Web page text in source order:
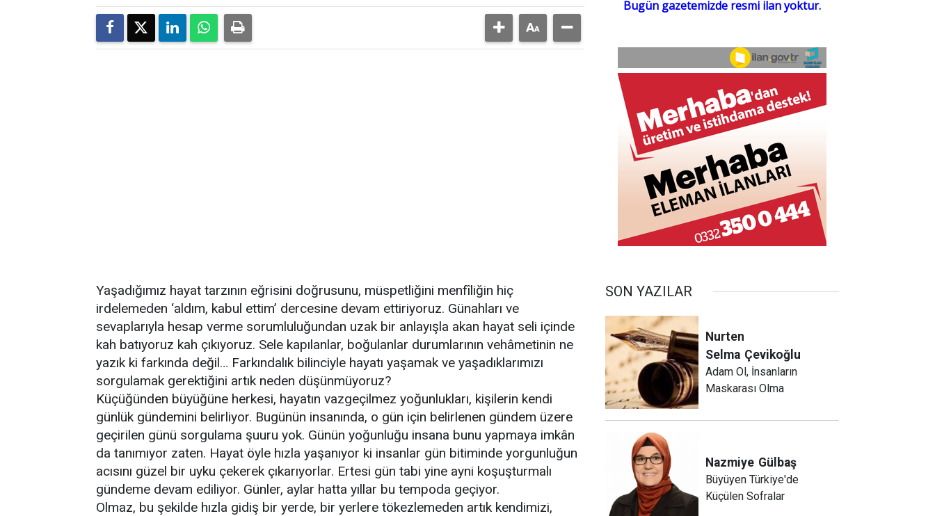
Yaşadığımız hayat tarzının eğrisini doğrusunu, müspetliğini menfîliğin hiç
irdelemeden ‘aldım, kabul ettim’ dercesine devam ettiriyoruz. Günahları ve
sevaplarıyla hesap verme sorumluluğundan uzak bir anlayışla akan hayat seli içinde
kah batıyoruz kah çıkıyoruz. Sele kapılanlar, boğulanlar durumlarının vehâmetinin ne
yazık ki farkında değil… Farkındalık bilinciyle hayatı yaşamak ve yaşadıklarımızı
sorgulamak gerektiğini artık neden düşünmüyoruz?
Küçüğünden büyüğüne herkesi, hayatın vazgeçilmez yoğunlukları, kişilerin kendi
günlük gündemini belirliyor. Bugünün insanında, o gün için belirlenen gündem üzere
geçirilen günü sorgulama şuuru yok. Günün yoğunluğu insana bunu yapmaya imkân
da tanımıyor zaten. Hayat öyle hızla yaşanıyor ki insanlar gün bitiminde yorgunluğun
acısını güzel bir uyku çekerek çıkarıyorlar. Ertesi gün tabi yine ayni koşuşturmalı
gündeme devam ediliyor. Günler, aylar hatta yıllar bu tempoda geçiyor.
Olmaz, bu şekilde hızla gidiş bir yerde, bir yerlere tökezlemeden artık kendimizi,
SON YAZILAR
Nurten
Selma Çevikoğlu
Adam Ol, İnsanların
Maskarası Olma
Nazmiye Gülbaş
Büyüyen Türkiye'de
Küçülen Sofralar